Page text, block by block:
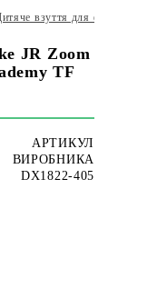
взуття для футболу
JR Zoom
TF
АРТИКУЛ
ВИРОБНИКА
DX1822-405